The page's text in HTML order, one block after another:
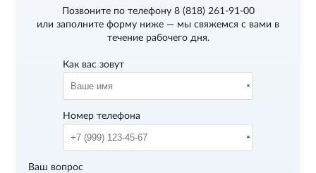
Позвоните по телефону 8 (818) 261-91-00
или заполните форму ниже — мы свяжемся с вами в
течение рабочего дня.
Как вас зовут
Номер телефона
Ваш вопрос